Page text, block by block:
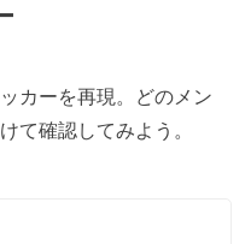
カーを再現。どのメン
て確認してみよう。